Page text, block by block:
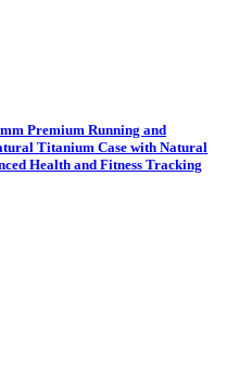
Premium Running and
Titanium Case with Natural
Health and Fitness Tracking